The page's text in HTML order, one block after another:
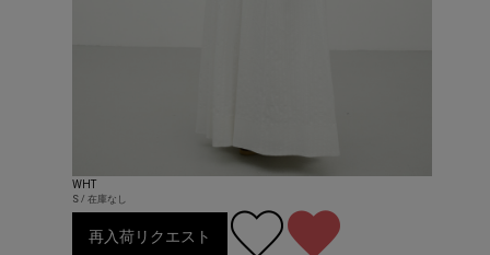
WHT
S / 在庫なし
再入荷リクエスト